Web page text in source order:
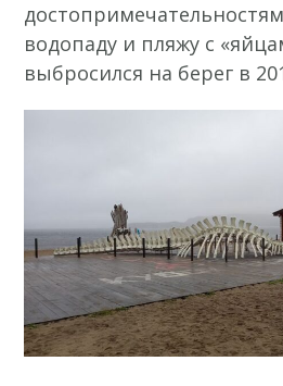
водопаду и пляжу с
выбросился на берег в